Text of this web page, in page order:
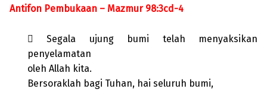
Antifon Pembukaan – Mazmur 98:3cd-4
 Segala ujung bumi telah menyaksikan
penyelamatan
oleh Allah kita.
Bersoraklah bagi Tuhan, hai seluruh bumi,